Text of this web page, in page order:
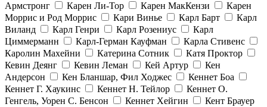
Армстронг
Карен Ли-Тор Карен МакКензи
Карен
Моррис и Род Моррис
Кари Винье Карл Барт
Карл
Виланд
Карл Генри Карл Розениус
Карл
Циммерманн
Карл-Герман Кауфман
Карла Стивенс
Каролин Махейни
Катерина Сотник
Катя Проктор
Кевин Деянг
Кевин Леман Кей Артур
Кен
Андерсон
Кен Бланшар, Фил Ходжес
Кеннет Боа
Кеннет Г. Хаукинс
Кеннет Н. Тейлор
Кеннет О.
Генгель, Уорен С. Бенсон
Кеннет Хейгин
Кент Брауер